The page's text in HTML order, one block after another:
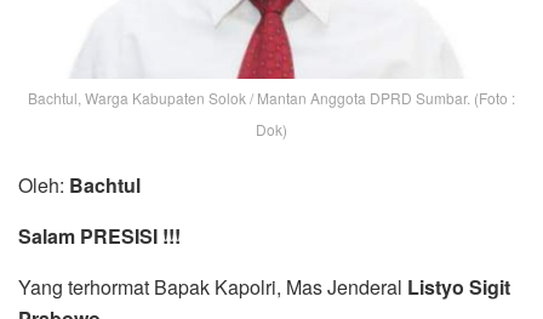
Bachtul, Warga Kabupaten Solok / Mantan Anggota DPRD Sumbar. (Foto :
Dok)
Oleh: Bachtul
Salam PRESISI !!!
Yang terhormat Bapak Kapolri, Mas Jenderal Listyo Sigit